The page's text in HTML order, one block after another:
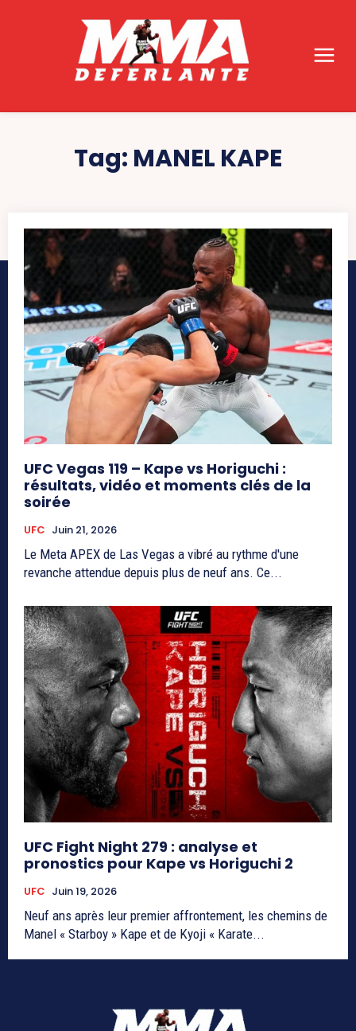
Tag: MANEL KAPE
UFC Vegas 119 – Kape vs Horiguchi :
résultats, vidéo et moments clés de la
soirée
UFC Juin 21, 2026
Le Meta APEX de Las Vegas a vibré au rythme d'une
revanche attendue depuis plus de neuf ans. Ce...
UFC Fight Night 279 : analyse et
pronostics pour Kape vs Horiguchi 2
UFC Juin 19, 2026
Neuf ans après leur premier affrontement, les chemins de
Manel « Starboy » Kape et de Kyoji « Karate...